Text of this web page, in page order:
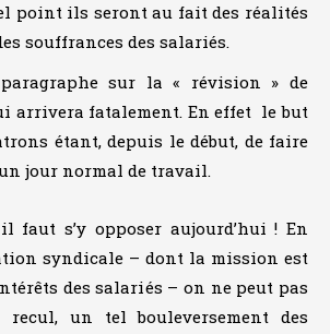
point ils seront au fait des réalités
souffrances des salariés.
sur la « révision » de
arrivera fatalement. En effet le but
étant, depuis le début, de faire
jour normal de travail.
faut s’y opposer aujourd’hui ! En
syndicale – dont la mission est
des salariés – on ne peut pas
un tel bouleversement des